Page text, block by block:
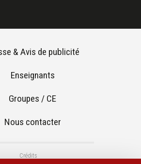
menu
& Avis de publicité
Enseignants
Groupes / CE
Nous contacter
Crédits